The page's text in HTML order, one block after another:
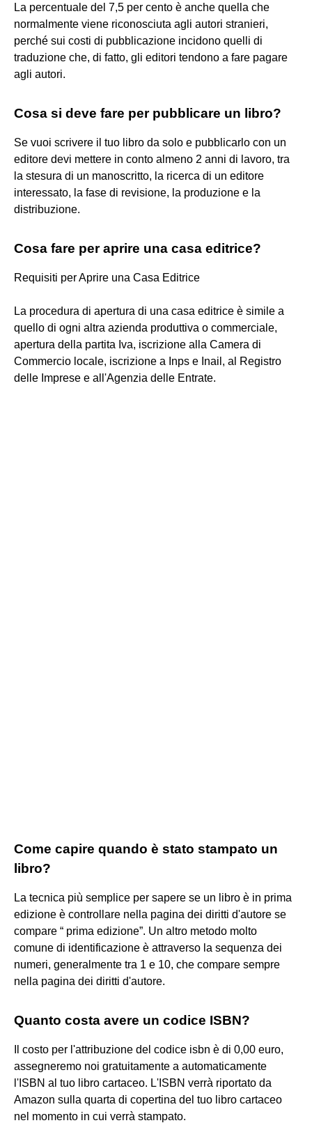
La percentuale del 7,5 per cento è anche quella che
normalmente viene riconosciuta agli autori stranieri,
perché sui costi di pubblicazione incidono quelli di
traduzione che, di fatto, gli editori tendono a fare pagare
agli autori.
Cosa si deve fare per pubblicare un libro?
Se vuoi scrivere il tuo libro da solo e pubblicarlo con un
editore devi mettere in conto almeno 2 anni di lavoro, tra
la stesura di un manoscritto, la ricerca di un editore
interessato, la fase di revisione, la produzione e la
distribuzione.
Cosa fare per aprire una casa editrice?
Requisiti per Aprire una Casa Editrice
La procedura di apertura di una casa editrice è simile a
quello di ogni altra azienda produttiva o commerciale,
apertura della partita Iva, iscrizione alla Camera di
Commercio locale, iscrizione a Inps e Inail, al Registro
delle Imprese e all'Agenzia delle Entrate.
Come capire quando è stato stampato un
libro?
La tecnica più semplice per sapere se un libro è in prima
edizione è controllare nella pagina dei diritti d'autore se
compare “ prima edizione”. Un altro metodo molto
comune di identificazione è attraverso la sequenza dei
numeri, generalmente tra 1 e 10, che compare sempre
nella pagina dei diritti d'autore.
Quanto costa avere un codice ISBN?
Il costo per l'attribuzione del codice isbn è di 0,00 euro,
assegneremo noi gratuitamente a automaticamente
l'ISBN al tuo libro cartaceo. L'ISBN verrà riportato da
Amazon sulla quarta di copertina del tuo libro cartaceo
nel momento in cui verrà stampato.